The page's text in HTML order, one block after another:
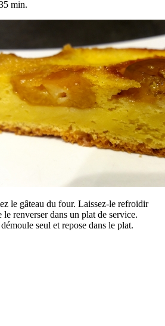
min.
le gâteau du four. Laissez-le refroidir
renverser dans un plat de service.
seul et repose dans le plat.